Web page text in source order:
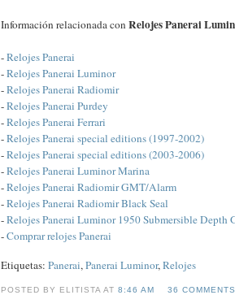
Información relacionada con Relojes Panerai
-Relojes Panerai
-Relojes Panerai Luminor
-Relojes Panerai Radiomir
-Relojes Panerai Purdey
-Relojes Panerai Ferrari
-Relojes Panerai special editions (1997-2002)
-Relojes Panerai special editions (2003-2006)
-Relojes Panerai Luminor Marina
-Relojes Panerai Radiomir GMT/Alarm
-Relojes Panerai Radiomir Black Seal
-Relojes Panerai Luminor 1950 Submersible Depth
-Comprar relojes Panerai
Etiquetas: Panerai,Panerai Luminor,Relojes
POSTED BY ELITISTA AT8:46 AM 36 COMMENTS